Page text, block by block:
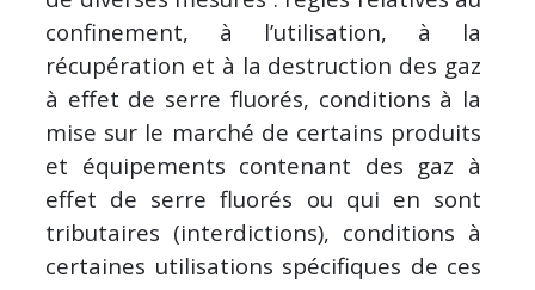
confinement, à l’utilisation, à la
récupération et à la destruction des gaz
à effet de serre fluorés, conditions à la
mise sur le marché de certains produits
et équipements contenant des gaz à
effet de serre fluorés ou qui en sont
tributaires (interdictions), conditions à
certaines utilisations spécifiques de ces